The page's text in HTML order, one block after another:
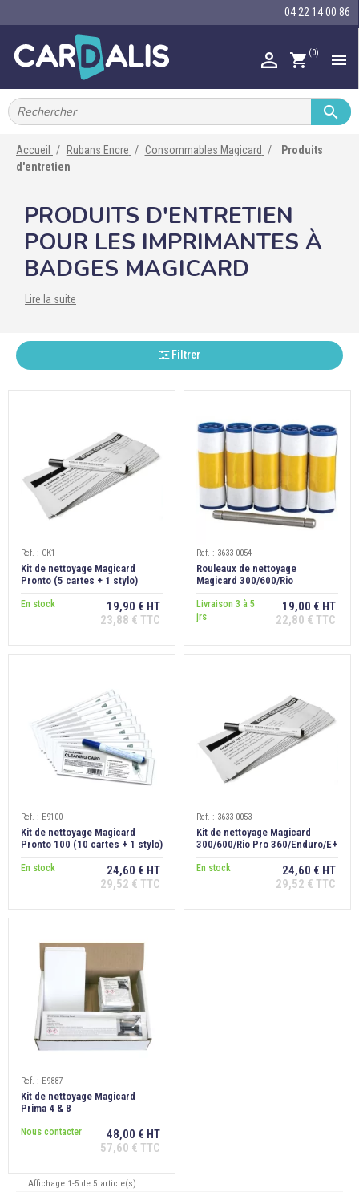
04 22 14 00 86
 shopping_cart (0) 
IMPRIMANTES À BADGES 
CARTE ET BADGE
PORTE-BADGE
TOUR DE COU
BRACELET
LECTEUR 
Compte client
Blog
Contact

Accueil Rubans Encre Consommables Magicard
Produits
d'entretien
PRODUITS D'ENTRETIEN
POUR LES IMPRIMANTES À
BADGES MAGICARD
Lire la suite
Filtrer
Ref. : CK1
Kit de nettoyage Magicard
Pronto (5 cartes + 1 stylo)
En stock
19,90 € HT
23,88 € TTC
Ref. : 3633-0054
Rouleaux de nettoyage
Magicard 300/600/Rio
Livraison 3 à 5
jrs
19,00 € HT
22,80 € TTC
Ref. : E9100
Kit de nettoyage Magicard
Pronto 100 (10 cartes + 1 stylo)
En stock
24,60 € HT
29,52 € TTC
Ref. : 3633-0053
Kit de nettoyage Magicard
300/600/Rio Pro 360/Enduro/E+
En stock
24,60 € HT
29,52 € TTC
Ref. : E9887
Kit de nettoyage Magicard
Prima 4 & 8
Nous contacter
48,00 € HT
57,60 € TTC
Affichage 1-5 de 5 article(s)